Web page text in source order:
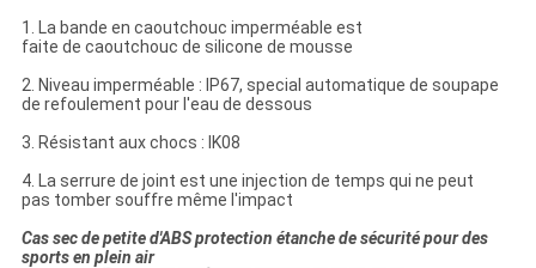
1. La bande en caoutchouc imperméable est
faite de caoutchouc de silicone de mousse
2. Niveau imperméable : IP67, special automatique de soupape
de refoulement pour l'eau de dessous
3. Résistant aux chocs : IK08
4. La serrure de joint est une injection de temps qui ne peut
pas tomber souffre même l'impact
Cas sec de petite d'ABS protection étanche de sécurité pour des
sports en plein air